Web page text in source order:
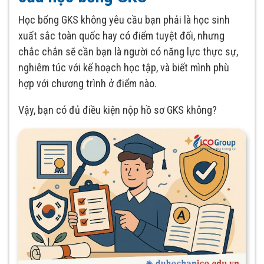
Học bổng GKS không yêu cầu bạn phải là học sinh
xuất sắc toàn quốc hay có điểm tuyệt đối, nhưng
chắc chắn sẽ cần bạn là người có năng lực thực sự,
nghiêm túc với kế hoạch học tập, và biết mình phù
hợp với chương trình ở điểm nào.
Vậy, bạn có đủ điều kiện nộp hồ sơ GKS không?